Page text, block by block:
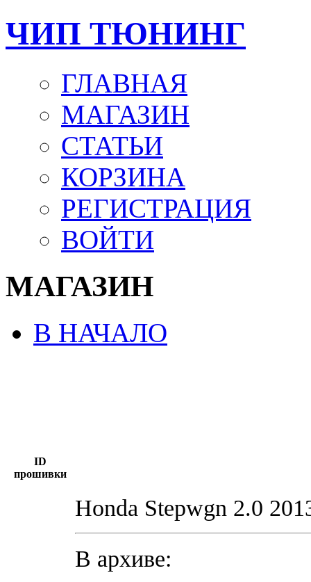
ЧИП ТЮНИНГ
ГЛАВНАЯ
МАГАЗИН
СТАТЬИ
КОРЗИНА
РЕГИСТРАЦИЯ
ВОЙТИ
МАГАЗИН
В НАЧАЛО
ID
прошивки
Honda Stepwgn 2.0
В архиве: